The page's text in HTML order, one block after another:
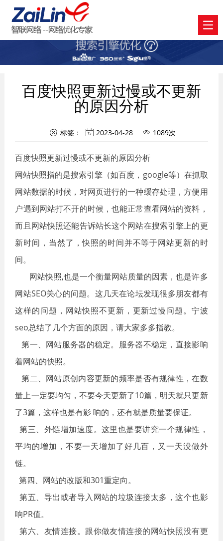
百度快照更新过慢或不更新
的原因分析
 标签：  2023-04-28  1089次
百度快照更新过慢或不更新的原因分析
网站快照指的是搜索引擎（如百度，google等）在抓取
网站数据的时候，对网页进行的一种缓存处理，方便用
户遇到网站打不开的时候，也能正常查看网站的资料，
而且网站快照还能告诉站长这个网站在搜索引擎上的更
新时间，当然了，快照的时间并不等于网站更新的时
间。
网站快照,也是一个衡量网站质量的因素，也是许多
网站SEO关心的问题。这几天在论坛发现很多朋友都有
这样的问题，网站快照不更新，更新过慢问题。宁波
seo总结了几个方面的原因，请大家多多指教。
第一、网站服务器的稳定。服务器不稳定，直接影响
着网站的快照。
第二、网站原创内容更新的频率是否有规律性，在数
量上一定要均匀，不要今天更新了10篇，明天就只更新
了3篇，这样也是有影 响的，还有就是质量要保证。
第三、外链增加速度。这里也是要讲究一个规律性，
平均的增加，不要一天增加了好几百，又一天没做外
链。
第四、网站的改版和301重定向。
第五、导出或者导入网站的垃圾连接太多，这个也影
响PR值。
第六、友情连接。跟你做友情连接的网站快照没有更